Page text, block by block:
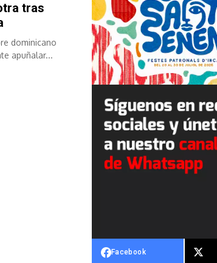
tras
dominicano
apuñalar...
Facebook